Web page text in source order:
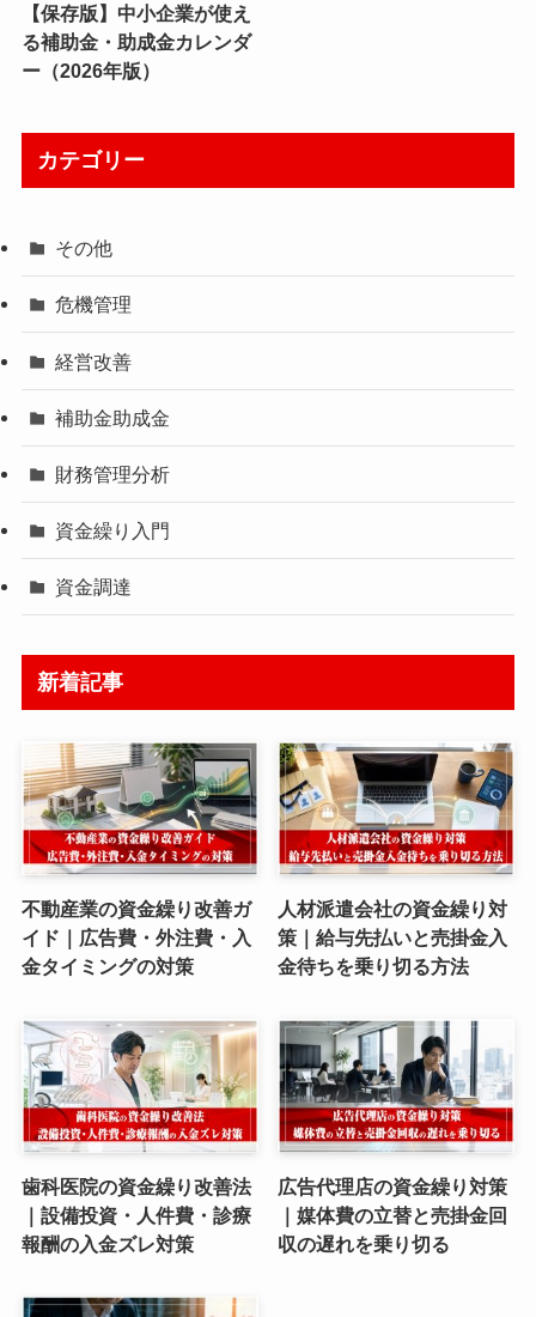
【保存版】中小企業が使え
る補助金・助成金カレンダ
ー（2026年版）
カテゴリー
その他
危機管理
経営改善
補助金助成金
財務管理分析
資金繰り入門
資金調達
新着記事
不動産業の資金繰り改善ガ
イド｜広告費・外注費・入
金タイミングの対策
人材派遣会社の資金繰り対
策｜給与先払いと売掛金入
金待ちを乗り切る方法
歯科医院の資金繰り改善法
｜設備投資・人件費・診療
報酬の入金ズレ対策
広告代理店の資金繰り対策
｜媒体費の立替と売掛金回
収の遅れを乗り切る